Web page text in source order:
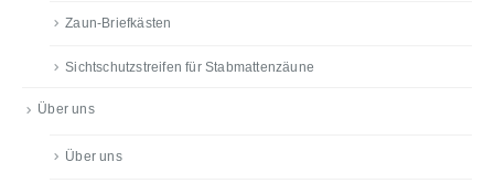
Zaun-Briefkästen
Sichtschutzstreifen für Stabmattenzäune
Über uns
Über uns